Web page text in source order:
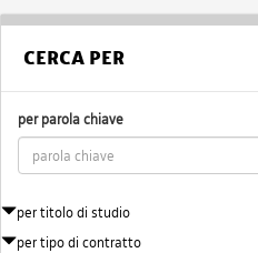
CERCA PER
per parola chiave
per titolo di studio
per tipo di contratto